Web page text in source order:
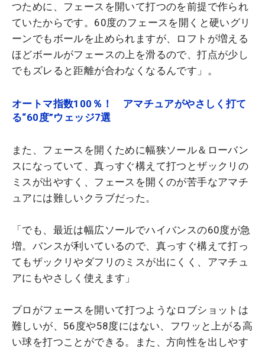
つために、フェースを開いて打つのを前提で作られ
ていたからです。60度のフェースを開くと硬いグリ
ーンでもボールを止められますが、ロフトが増える
ほどボールがフェースの上を滑るので、打点が少し
でもズレると距離が合わなくなるんです」。
オートマ指数100％！ アマチュアがやさしく打て
る“60度”ウェッジ7選
また、フェースを開くために幅狭ソール＆ローバン
スになっていて、真っすぐ構えて打つとザックリの
ミスが出やすく、フェースを開くのが苦手なアマチ
ュアには難しいクラブだった。
「でも、最近は幅広ソールでハイバンスの60度が急
増。バンスが利いているので、真っすぐ構えて打っ
てもザックリやダフリのミスが出にくく、アマチュ
アにもやさしく使えます」
プロがフェースを開いて打つようなロブショットは
難しいが、56度や58度にはない、フワッと上がる高
い球を打つことができる。また、方向性を出しやす